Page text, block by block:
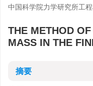
中国科学院力学研究所工
THE METHOD
MASS IN THE
摘要